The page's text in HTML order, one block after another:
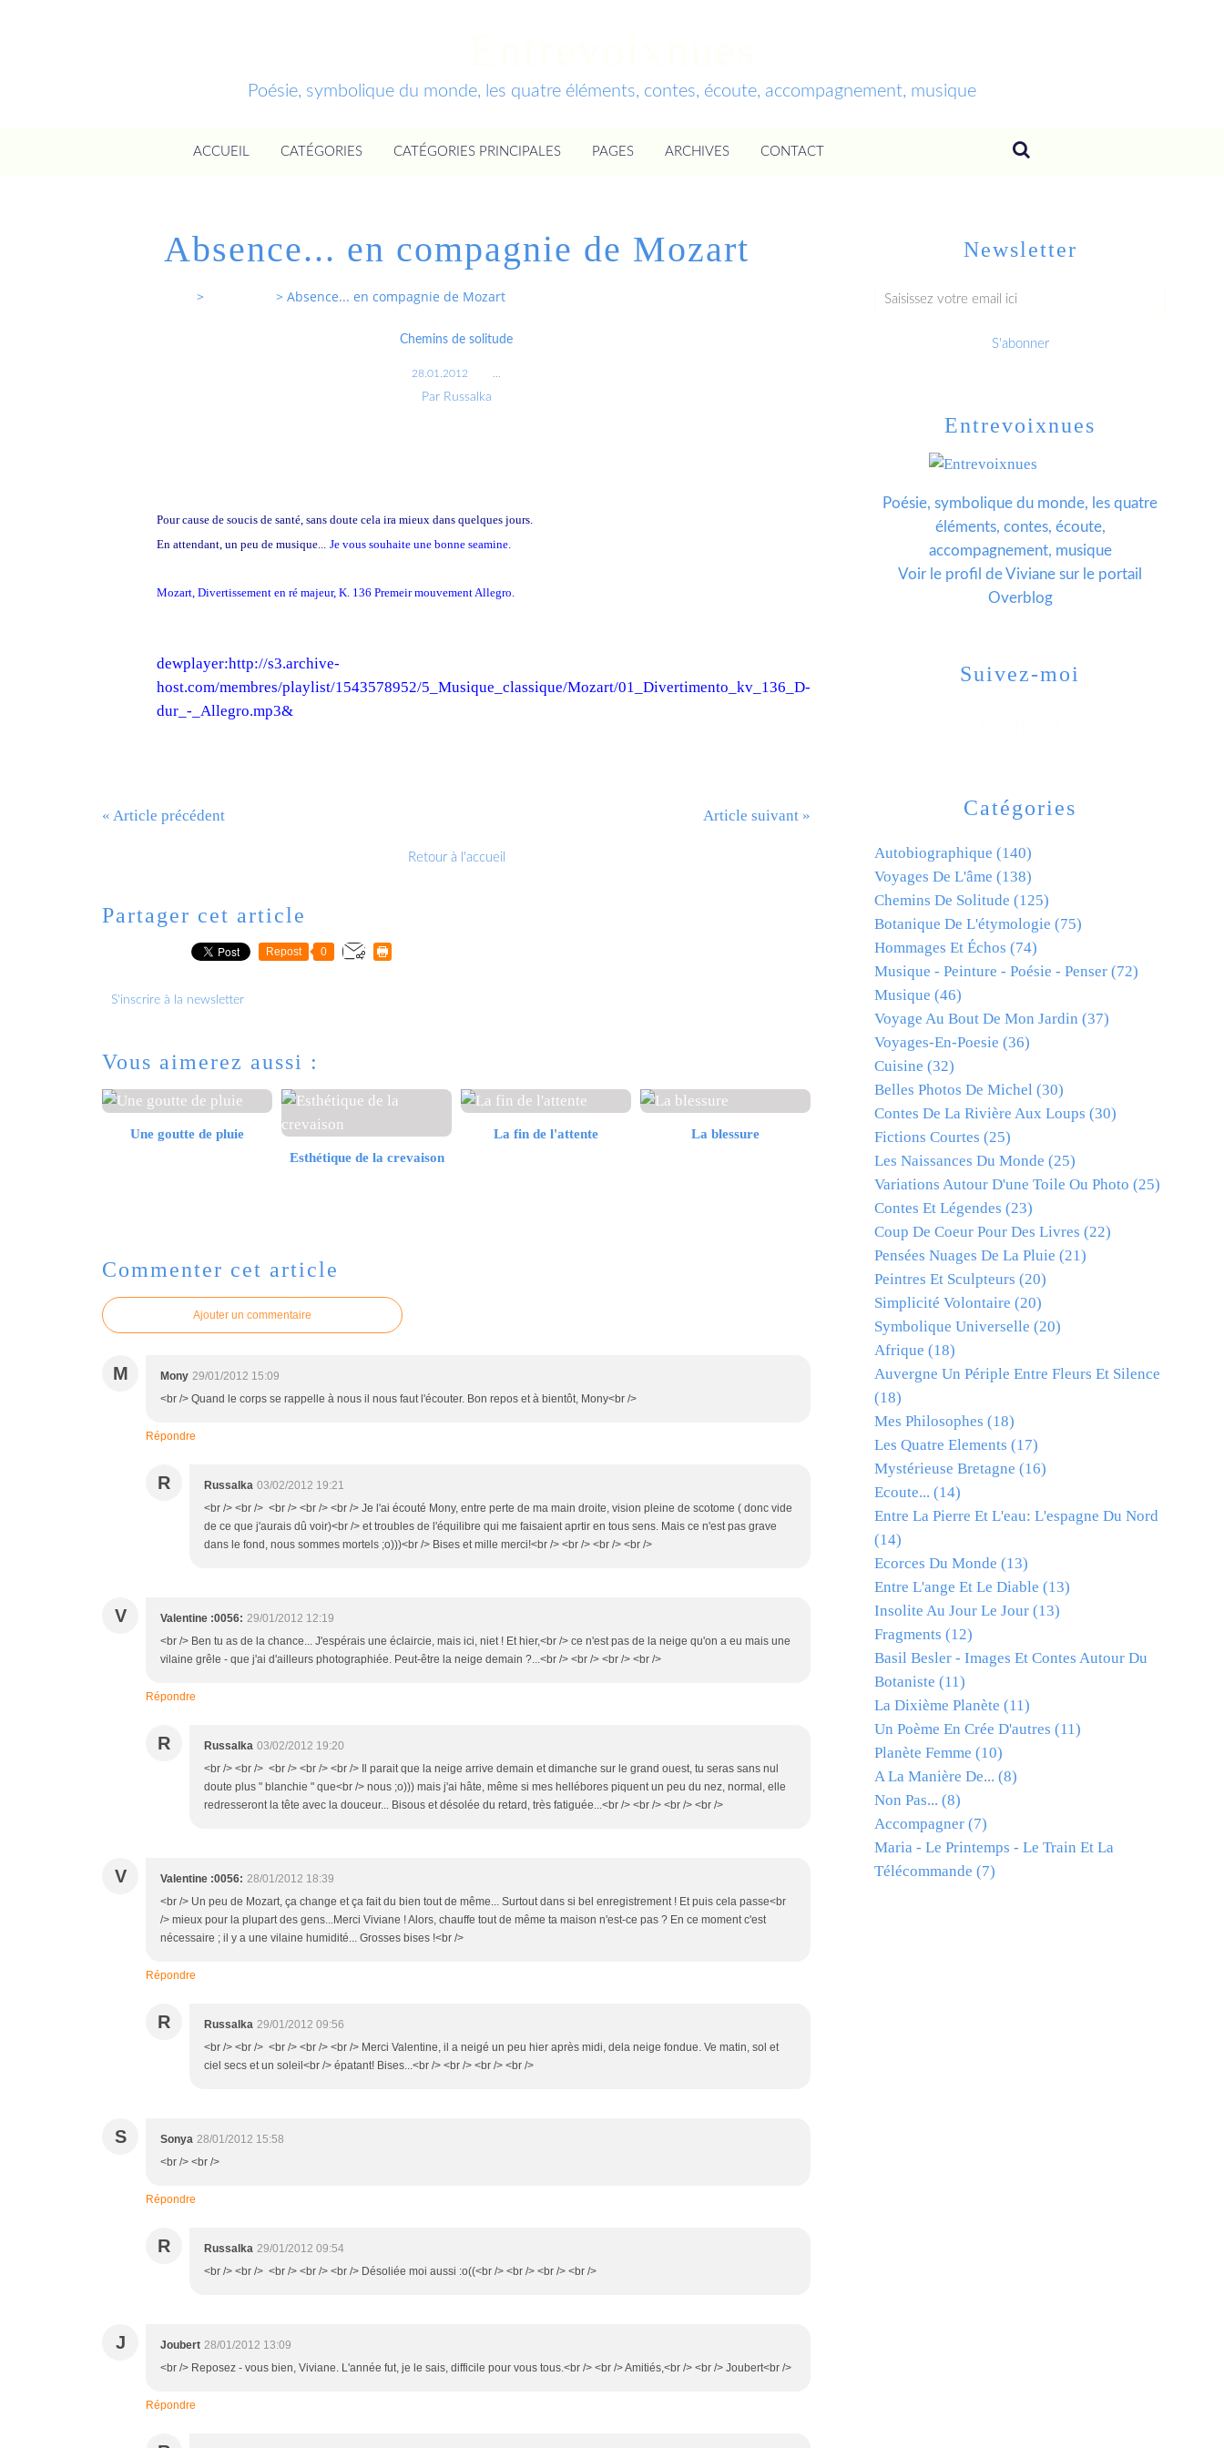
Poésie, symbolique du monde, les quatre éléments, contes, écoute, accompagnement, musique
ACCUEIL CATÉGORIES CATÉGORIES PRINCIPALES PAGES ARCHIVES CONTACT
Absence... en compagnie de Mozart
> > Absence... en compagnie de Mozart
Chemins de solitude
28.01.2012
Par Russalka
Pour cause de soucis de santé, sans doute cela ira mieux dans quelques jours.
En attendant, un peu de musique...
Je vous souhaite une bonne seamine.
Mozart, Divertissement en ré majeur, K. 136 Premeir mouvement Allegro.
dewplayer:http://s3.archive-
host.com/membres/playlist/1543578952/5_Musique_classique/Mozart/01_Divertimento_kv_136_D-
dur_-_Allegro.mp3&
« Article précédent Article suivant »
Retour à l'accueil
Partager cet article
Repost 0
S'inscrire à la newsletter
Vous aimerez aussi :
Une goutte de pluie
Esthétique de la crevaison
La fin de l'attente La blessure
Commenter cet article
Ajouter un commentaire
M Mony 29/01/2012 15:09
<br /> Quand le corps se rappelle à nous il nous faut l'écouter. Bon repos et à bientôt, Mony<br />
Répondre
R Russalka 03/02/2012 19:21
<br /> <br /> <br /> <br /> <br /> Je l'ai écouté Mony, entre perte de ma main droite, vision pleine de scotome ( donc vide
de ce que j'aurais dû voir)<br /> et troubles de l'équilibre qui me faisaient aprtir en tous sens. Mais ce n'est pas grave
dans le fond, nous sommes mortels ;o)))<br /> Bises et mille merci!<br /> <br /> <br /> <br />
V Valentine :0056: 29/01/2012 12:19
<br /> Ben tu as de la chance... J'espérais une éclaircie, mais ici, niet ! Et hier,<br /> ce n'est pas de la neige qu'on a eu mais une
vilaine grêle - que j'ai d'ailleurs photographiée. Peut-être la neige demain ?...<br /> <br /> <br /> <br />
Répondre
R Russalka 03/02/2012 19:20
<br /> <br /> <br /> <br /> <br /> Il parait que la neige arrive demain et dimanche sur le grand ouest, tu seras sans nul
doute plus " blanchie " que<br /> nous ;o))) mais j'ai hâte, même si mes hellébores piquent un peu du nez, normal, elle
redresseront la tête avec la douceur... Bisous et désolée du retard, très fatiguée...<br /> <br /> <br /> <br />
V Valentine :0056: 28/01/2012 18:39
<br /> Un peu de Mozart, ça change et ça fait du bien tout de même... Surtout dans si bel enregistrement ! Et puis cela passe<br
/> mieux pour la plupart des gens...Merci Viviane ! Alors, chauffe tout de même ta maison n'est-ce pas ? En ce moment c'est
nécessaire ; il y a une vilaine humidité... Grosses bises !<br />
Répondre
R Russalka 29/01/2012 09:56
<br /> <br /> <br /> <br /> <br /> Merci Valentine, il a neigé un peu hier après midi, dela neige fondue. Ve matin, sol et
ciel secs et un soleil<br /> épatant! Bises...<br /> <br /> <br /> <br />
S Sonya 28/01/2012 15:58
<br /> <br />
Répondre
R Russalka 29/01/2012 09:54
<br /> <br /> <br /> <br /> <br /> Désoliée moi aussi :o((<br /> <br /> <br /> <br />
J Joubert 28/01/2012 13:09
<br /> Reposez - vous bien, Viviane. L'année fut, je le sais, difficile pour vous tous.<br /> <br /> Amitiés,<br /> <br /> Joubert<br />
Répondre
Newsletter
Catégories
Autobiographique (140)
Voyages De L'âme (138)
Chemins De Solitude (125)
Botanique De L'étymologie (75)
Hommages Et Échos (74)
Musique - Peinture - Poésie - Penser (72)
Musique (46)
Voyage Au Bout De Mon Jardin (37)
Voyages-En-Poesie (36)
Cuisine (32)
Belles Photos De Michel (30)
Contes De La Rivière Aux Loups (30)
Fictions Courtes (25)
Les Naissances Du Monde (25)
Variations Autour D'une Toile Ou Photo (25)
Contes Et Légendes (23)
Coup De Coeur Pour Des Livres (22)
Pensées Nuages De La Pluie (21)
Peintres Et Sculpteurs (20)
Simplicité Volontaire (20)
Symbolique Universelle (20)
Afrique (18)
Auvergne Un Périple Entre Fleurs Et Silence
(18)
Mes Philosophes (18)
Les Quatre Elements (17)
Mystérieuse Bretagne (16)
Ecoute... (14)
Entre La Pierre Et L'eau: L'espagne Du Nord
(14)
Ecorces Du Monde (13)
Entre L'ange Et Le Diable (13)
Insolite Au Jour Le Jour (13)
Fragments (12)
Basil Besler - Images Et Contes Autour Du
Botaniste (11)
La Dixième Planète (11)
Un Poème En Crée D'autres (11)
Planète Femme (10)
A La Manière De... (8)
Non Pas... (8)
Accompagner (7)
Maria - Le Printemps - Le Train Et La
Télécommande (7)
Entrevoixnues
Poésie, symbolique du monde, les quatre
éléments, contes, écoute,
accompagnement, musique
Voir le profil deViviane sur le portail
Overblog
Suivez-moi